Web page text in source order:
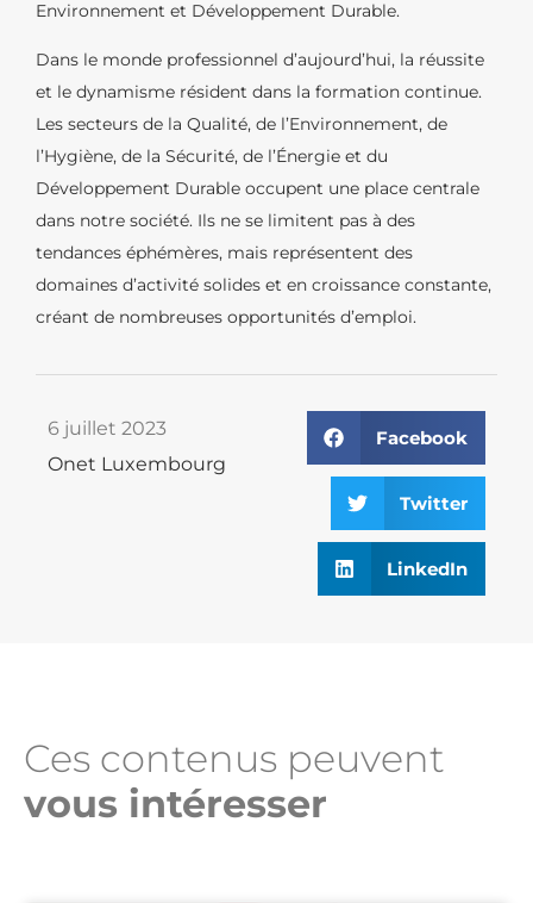
Environnement et Développement Durable.
Dans le monde professionnel d’aujourd’hui, la réussite
et le dynamisme résident dans la formation continue.
Les secteurs de la Qualité, de l’Environnement, de
l’Hygiène, de la Sécurité, de l’Énergie et du
Développement Durable occupent une place centrale
dans notre société. Ils ne se limitent pas à des
tendances éphémères, mais représentent des
domaines d’activité solides et en croissance constante,
créant de nombreuses opportunités d’emploi.
6 juillet 2023
Onet Luxembourg
Facebook
Twitter
LinkedIn
Ces contenus peuvent
vous intéresser​